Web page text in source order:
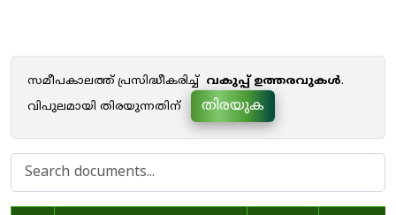
സമീപകാലത്ത് പ്രസിദ്ധീകരിച്ച് വകുപ്പ് ഉത്തരവുകൾ.
വിപുലമായി തിരയുന്നതിന്
തിരയുക